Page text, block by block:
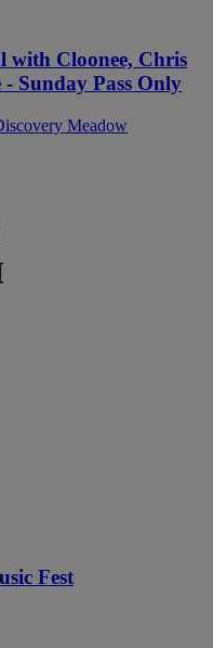
with Cloonee, Chris
Sunday Pass Only
Meadow
Fest